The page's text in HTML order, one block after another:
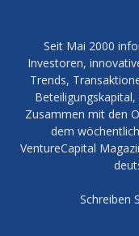
Seit Mai 2000
Investoren,
Trends,
Zusammen mit den
dem
VentureCapital
Schreiben